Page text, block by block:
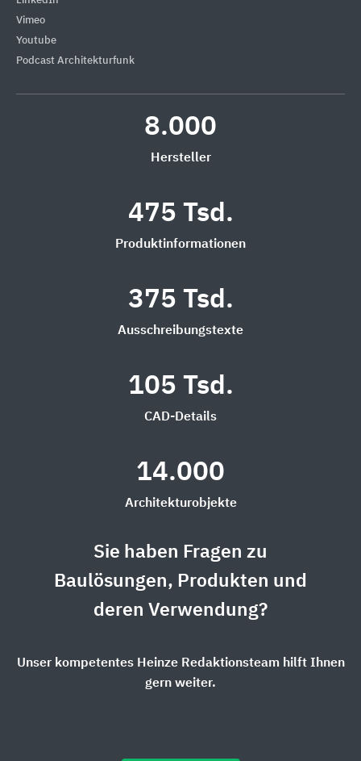
Vimeo
Youtube
Podcast Architekturfunk
8.000
Hersteller
475 Tsd.
Produktinformationen
375 Tsd.
Ausschreibungstexte
105 Tsd.
CAD-Details
14.000
Architekturobjekte
Sie haben Fragen zu
Baulösungen, Produkten und
deren Verwendung?
Unser kompetentes Heinze Redaktionsteam hilft Ihnen
gern weiter.